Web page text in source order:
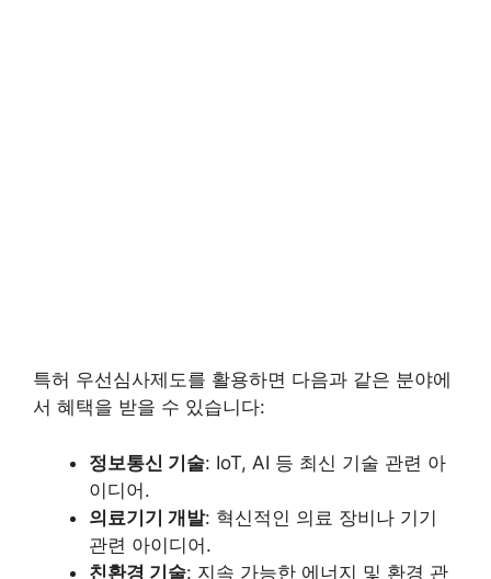
특허 우선심사제도를 활용하면 다음과 같은 분야에
서 혜택을 받을 수 있습니다:
정보통신 기술: IoT, AI 등 최신 기술 관련 아
이디어.
의료기기 개발: 혁신적인 의료 장비나 기기
관련 아이디어.
친환경 기술: 지속 가능한 에너지 및 환경 관